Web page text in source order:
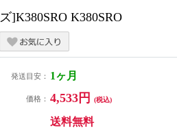
ズ]K380SRO K380SRO
発送目安： 1ヶ月
価格： 4,533円 (税込)
送料無料